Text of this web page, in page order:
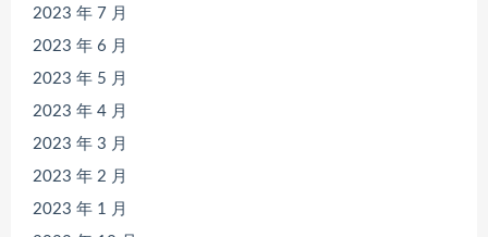
2023 年 7 月
2023 年 6 月
2023 年 5 月
2023 年 4 月
2023 年 3 月
2023 年 2 月
2023 年 1 月